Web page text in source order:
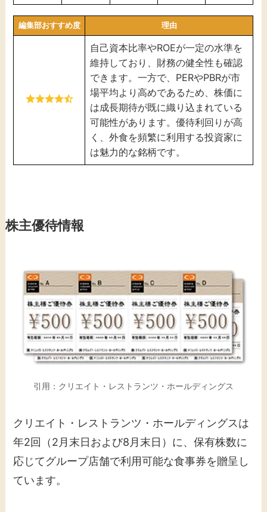
編集部おすすめ度 理由
自己資本比率やROEが一定の水準を
維持しており、財務の健全性も確認
できます。一方で、PERやPBRが市
場平均より高めであるため、株価に
は成長期待が既に織り込まれている
可能性があります。優待利回りが高
く、外食を頻繁に利用する投資家に
は魅力的な銘柄です。
株主優待情報
引用：クリエイト・レストランツ・ホールディングス
クリエイト・レストランツ・ホールディングスは
年2回（2月末日および8月末日）に、保有株数に
応じてグループ店舗で利用可能な食事券を贈呈し
ています。